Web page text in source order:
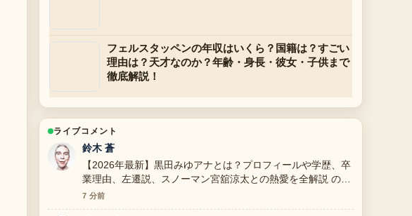
フェルスタッペンの年収はいくら？国籍は？すごい
理由は？天才なのか？年齢・身長・彼女・子供まで
徹底解説！
ライブコメント
鈴木 蒼
【2026年最新】黒田みゆアナとは？プロフィールや学歴、卒
業理由、左遷説、スノーマン宮舘涼太との熱愛を全解説 の報
道は丁寧で、流れを追いやすいです。
7 分前